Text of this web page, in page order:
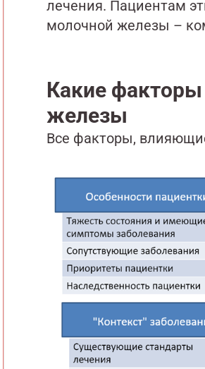
лечения. Пациентам
молочной железы –
Какие
железы
Все факторы,